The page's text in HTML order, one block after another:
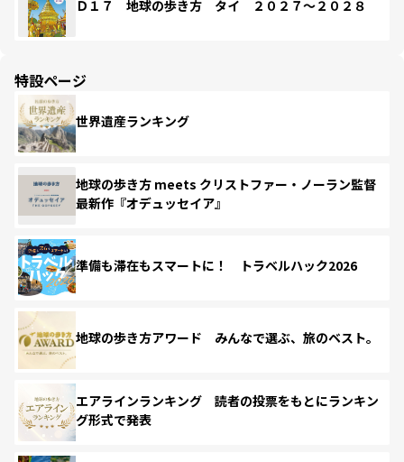
Ｄ１７ 地球の歩き方 タイ ２０２７～２０２８
特設ページ
世界遺産ランキング
地球の歩き方 meets クリストファー・ノーラン監督
最新作『オデュッセイア』
準備も滞在もスマートに！ トラベルハック2026
地球の歩き方アワード みんなで選ぶ、旅のベスト。
エアラインランキング 読者の投票をもとにランキン
グ形式で発表